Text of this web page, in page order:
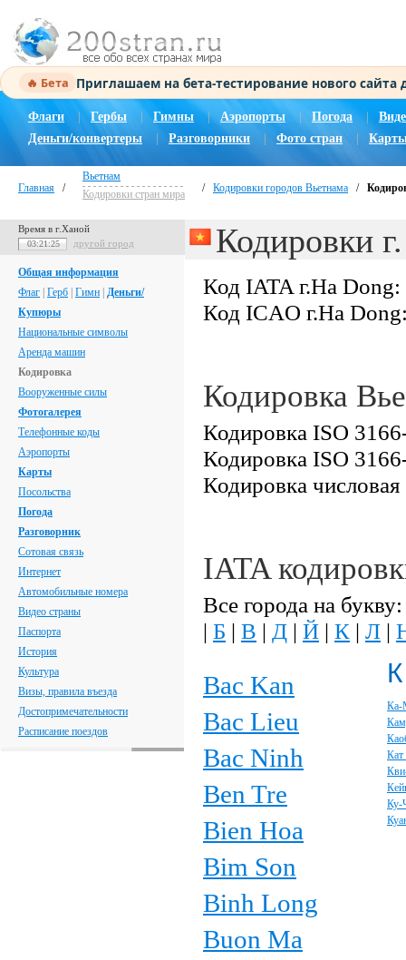
🔥 Бета Приглашаем на бета-тестирование нового
Флаги Гербы Гимны | Аэропорты Погода |
Деньги/конвертеры
Разговорники Фото стран
Главная /
Вьетнам
Кодировки стран мира
/ Кодировки городов Вьетнама /
Время в г.Ханой
03:21:26 другой город
Общая информация
Флаг Герб Гимн Деньги/
Купюры
Национальные символы
Аренда машин
Кодировка
Вооруженные силы
Фотогалерея
Телефонные коды
Аэропорты
Карты
Посольства
Погода
Разговорник
Сотовая связь
Интернет
Автомобильные номера
Видео страны
Паспорта
История
Культура
Визы, правила въезда
Достопримечательности
Расписание поездов
Кодировки
Код IATA г.Ha Dong:
Код ICAO г.Ha
Кодировка
Кодировка ISO
Кодировка ISO
Кодировка
IATA
Все города на букву:
| Б | В | Д | Й | К | Л |
Bac Kan
Bac Lieu
Bac Ninh
Ben Tre
Bien Hoa
Bim Son
Binh Long
Buon Ma
К
Ка-
Кат
Ку-